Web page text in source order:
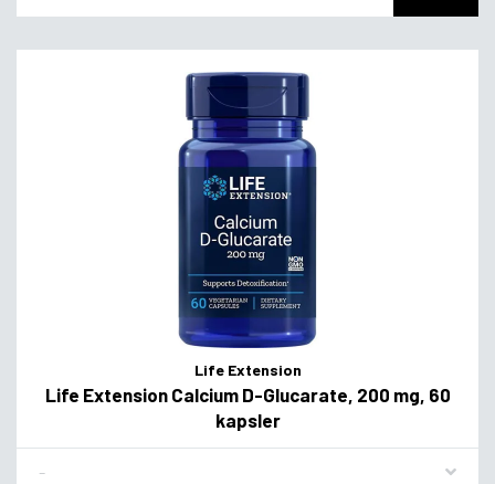
Life Extension
Life Extension Calcium D-Glucarate, 200 mg, 60
kapsler